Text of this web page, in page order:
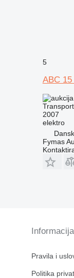
5
ABC 15
2007
elektro
Fymas
Informacija
Pravila i
Politika